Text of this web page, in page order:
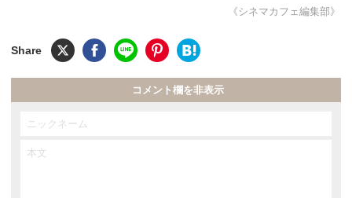
《シネマカフェ編集部》
コメント欄を非表示